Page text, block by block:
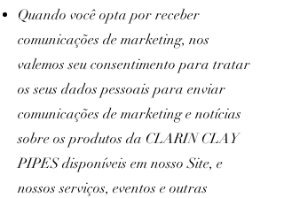
Quando você opta por receber
comunicações de marketing, nos
valemos seu consentimento para tratar
os seus dados pessoais para enviar
comunicações de marketing e notícias
sobre os produtos da CLARIN CLAY
PIPES disponíveis em nosso Site, e
nossos serviços, eventos e outras